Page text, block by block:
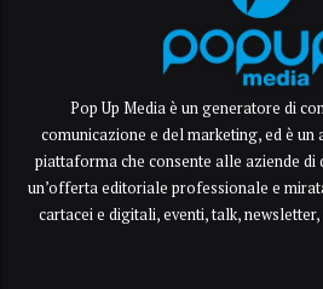
Pop Up Media è un generatore di
comunicazione e del marketing, ed è un
piattaforma che consente alle aziende
un’offerta editoriale professionale e
cartacei e digitali, eventi, talk,